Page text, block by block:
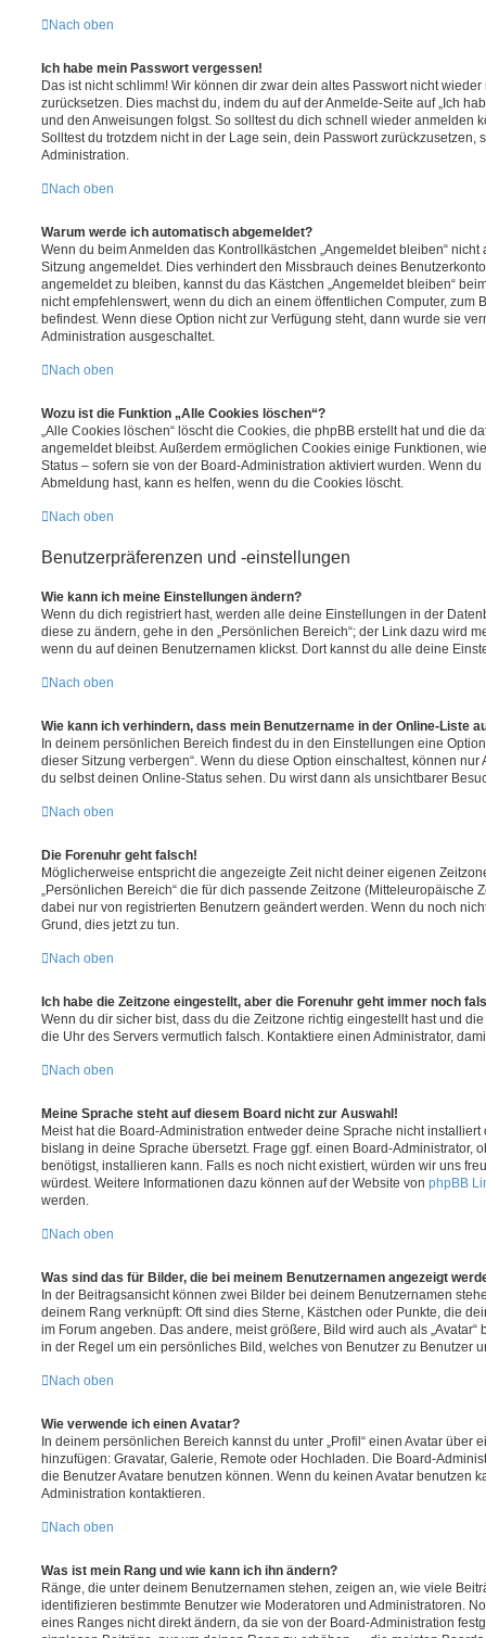
Nach oben
Ich habe mein Passwort vergessen!
Das ist nicht schlimm! Wir können dir zwar dein altes Passwort nicht
zurücksetzen. Dies machst du, indem du auf der Anmelde-Seite auf „Ich
und den Anweisungen folgst. So solltest du dich schnell wieder anmelden
Solltest du trotzdem nicht in der Lage sein, dein Passwort zurückzusetzen,
Administration.
Nach oben
Warum werde ich automatisch abgemeldet?
Wenn du beim Anmelden das Kontrollkästchen „Angemeldet bleiben“
Sitzung angemeldet. Dies verhindert den Missbrauch deines
angemeldet zu bleiben, kannst du das Kästchen „Angemeldet bleiben“
nicht empfehlenswert, wenn du dich an einem öffentlichen Computer, zum
befindest. Wenn diese Option nicht zur Verfügung steht, dann wurde sie
Administration ausgeschaltet.
Nach oben
Wozu ist die Funktion „Alle Cookies löschen“?
„Alle Cookies löschen“ löscht die Cookies, die phpBB erstellt hat und die
angemeldet bleibst. Außerdem ermöglichen Cookies einige Funktionen,
Status – sofern sie von der Board-Administration aktiviert wurden. Wenn
Abmeldung hast, kann es helfen, wenn du die Cookies löscht.
Nach oben
Benutzerpräferenzen und -einstellungen
Wie kann ich meine Einstellungen ändern?
Wenn du dich registriert hast, werden alle deine Einstellungen in der
diese zu ändern, gehe in den „Persönlichen Bereich“; der Link dazu wird
wenn du auf deinen Benutzernamen klickst. Dort kannst du alle deine
Nach oben
Wie kann ich verhindern, dass mein Benutzername in der Online-Liste
In deinem persönlichen Bereich findest du in den Einstellungen eine
dieser Sitzung verbergen“. Wenn du diese Option einschaltest, können
du selbst deinen Online-Status sehen. Du wirst dann als unsichtbarer
Nach oben
Die Forenuhr geht falsch!
Möglicherweise entspricht die angezeigte Zeit nicht deiner eigenen
„Persönlichen Bereich“ die für dich passende Zeitzone (Mitteleuropäische
dabei nur von registrierten Benutzern geändert werden. Wenn du noch
Grund, dies jetzt zu tun.
Nach oben
Ich habe die Zeitzone eingestellt, aber die Forenuhr geht immer noch
Wenn du dir sicher bist, dass du die Zeitzone richtig eingestellt hast und
die Uhr des Servers vermutlich falsch. Kontaktiere einen Administrator,
Nach oben
Meine Sprache steht auf diesem Board nicht zur Auswahl!
Meist hat die Board-Administration entweder deine Sprache nicht
bislang in deine Sprache übersetzt. Frage ggf. einen Board-Administrator,
benötigst, installieren kann. Falls es noch nicht existiert, würden wir uns
würdest. Weitere Informationen dazu können auf der Website von phpBB
werden.
Nach oben
Was sind das für Bilder, die bei meinem Benutzernamen angezeigt
In der Beitragsansicht können zwei Bilder bei deinem Benutzernamen
deinem Rang verknüpft: Oft sind dies Sterne, Kästchen oder Punkte, die
im Forum angeben. Das andere, meist größere, Bild wird auch als
in der Regel um ein persönliches Bild, welches von Benutzer zu Benutzer
Nach oben
Wie verwende ich einen Avatar?
In deinem persönlichen Bereich kannst du unter „Profil“ einen Avatar über
hinzufügen: Gravatar, Galerie, Remote oder Hochladen. Die Board-
die Benutzer Avatare benutzen können. Wenn du keinen Avatar benutzen
Administration kontaktieren.
Nach oben
Was ist mein Rang und wie kann ich ihn ändern?
Ränge, die unter deinem Benutzernamen stehen, zeigen an, wie viele
identifizieren bestimmte Benutzer wie Moderatoren und Administratoren.
eines Ranges nicht direkt ändern, da sie von der Board-Administration